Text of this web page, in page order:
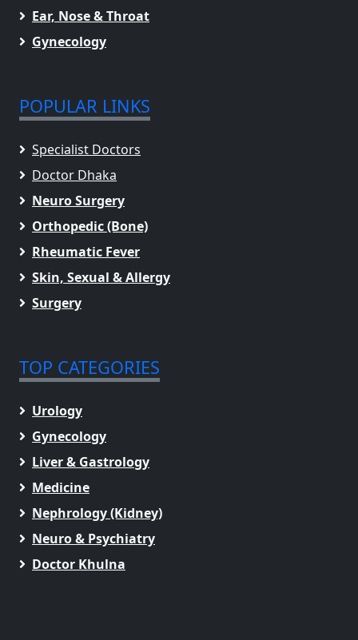
Ear, Nose & Throat
Gynecology
POPULAR LINKS
Specialist Doctors
Doctor Dhaka
Neuro Surgery
Orthopedic (Bone)
Rheumatic Fever
Skin, Sexual & Allergy
Surgery
TOP CATEGORIES
Urology
Gynecology
Liver & Gastrology
Medicine
Nephrology (Kidney)
Neuro & Psychiatry
Doctor Khulna